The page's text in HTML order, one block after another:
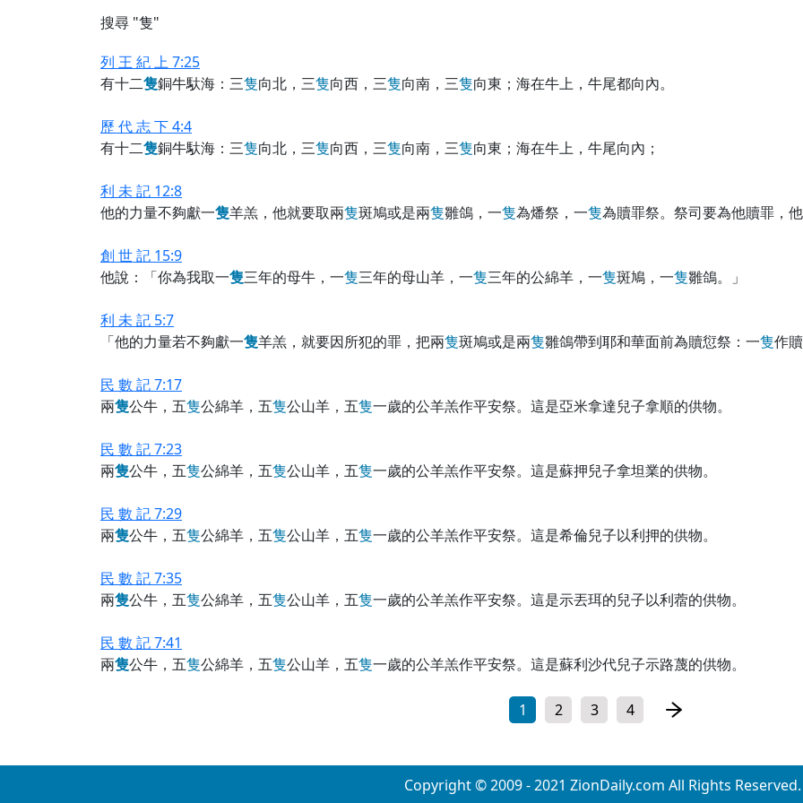
搜尋 "隻"
列 王 紀 上 7:25
有十二隻銅牛馱海：三隻向北，三隻向西，三隻向南，三隻向東；海在牛上，牛尾都向內。
歷 代 志 下 4:4
有十二隻銅牛馱海：三隻向北，三隻向西，三隻向南，三隻向東；海在牛上，牛尾向內；
利 未 記 12:8
他的力量不夠獻一隻羊羔，他就要取兩隻斑鳩或是兩隻雛鴿，一隻為燔祭，一隻為贖罪祭。祭司要為他贖罪，
創 世 記 15:9
他說：「你為我取一隻三年的母牛，一隻三年的母山羊，一隻三年的公綿羊，一隻斑鳩，一隻雛鴿。」
利 未 記 5:7
「他的力量若不夠獻一隻羊羔，就要因所犯的罪，把兩隻斑鳩或是兩隻雛鴿帶到耶和華面前為贖愆祭：一隻作
民 數 記 7:17
兩隻公牛，五隻公綿羊，五隻公山羊，五隻一歲的公羊羔作平安祭。這是亞米拿達兒子拿順的供物。
民 數 記 7:23
兩隻公牛，五隻公綿羊，五隻公山羊，五隻一歲的公羊羔作平安祭。這是蘇押兒子拿坦業的供物。
民 數 記 7:29
兩隻公牛，五隻公綿羊，五隻公山羊，五隻一歲的公羊羔作平安祭。這是希倫兒子以利押的供物。
民 數 記 7:35
兩隻公牛，五隻公綿羊，五隻公山羊，五隻一歲的公羊羔作平安祭。這是示丟珥的兒子以利蓿的供物。
民 數 記 7:41
兩隻公牛，五隻公綿羊，五隻公山羊，五隻一歲的公羊羔作平安祭。這是蘇利沙代兒子示路蔑的供物。
1 2 3 4
Copyright © 2009 - 2021 ZionDaily.com All Rights Reserved.